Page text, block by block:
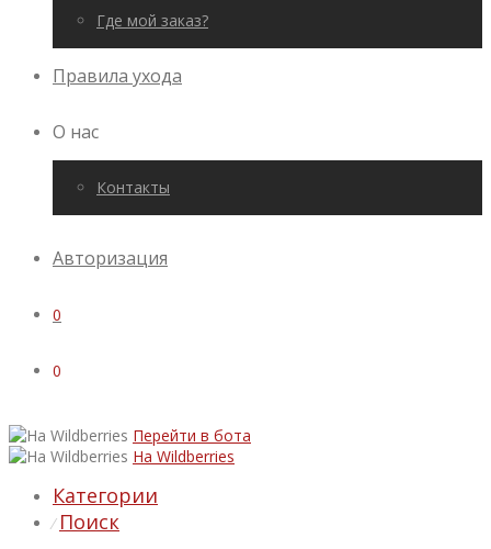
Где мой заказ?
Правила ухода
О нас
Контакты
Авторизация
0
0
Перейти в бота
На Wildberries
Категории
⁄ Поиск